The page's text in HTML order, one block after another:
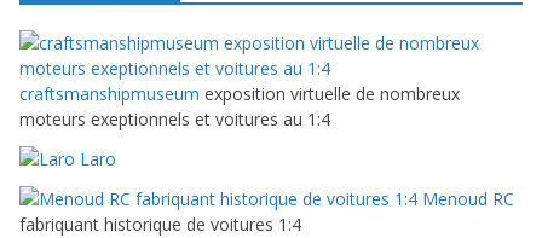
craftsmanshipmuseum exposition virtuelle de nombreux
moteurs exeptionnels et voitures au 1:4
Laro
Menoud RC
fabriquant historique de voitures 1:4